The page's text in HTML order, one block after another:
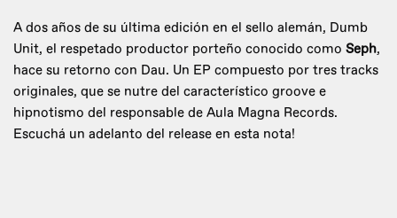
A dos años de su última edición en el sello alemán, Dumb
Unit, el respetado productor porteño conocido como Seph,
hace su retorno con Dau. Un EP compuesto por tres tracks
originales, que se nutre del característico groove e
hipnotismo del responsable de Aula Magna Records.
Escuchá un adelanto del release en esta nota!